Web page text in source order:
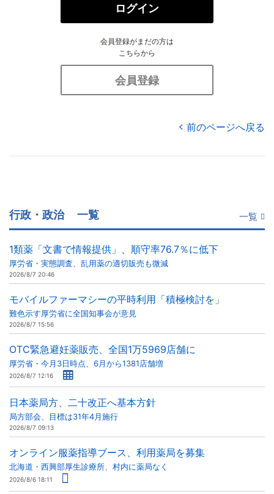
ログイン
会員登録がまだの方は
こちらから
会員登録
前のページへ戻る
行政・政治 一覧 一覧
1類薬「文書で情報提供」、順守率76.7％に低下
厚労省・実態調査、乱用薬の適切販売も微減
2026/8/7 20:46
モバイルファーマシーの平時利用「積極検討を」
難色示す厚労省に全国知事会が意見
2026/8/7 15:56
OTC緊急避妊薬販売、全国1万5969店舗に
厚労省・今月3日時点、6月から1381店舗増
2026/8/7 12:16
日本薬局方、二十改正へ基本方針
局方部会、目標は31年4月施行
2026/8/7 09:13
オンライン服薬指導ブース、利用薬局を募集
北海道・西興部厚生診療所、村内に薬局なく
2026/8/6 18:11